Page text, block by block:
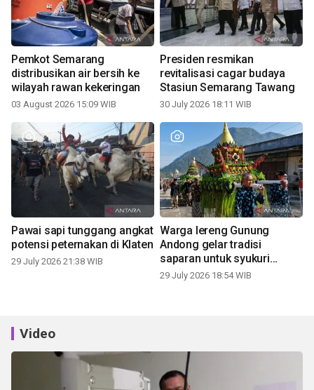
Pemkot Semarang
distribusikan air bersih ke
wilayah rawan kekeringan
03 August 2026 15:09 WIB
Presiden resmikan
revitalisasi cagar budaya
Stasiun Semarang Tawang
30 July 2026 18:11 WIB
Pawai sapi tunggang angkat
potensi peternakan di Klaten
29 July 2026 21:38 WIB
Warga lereng Gunung
Andong gelar tradisi
saparan untuk syukuri
panen
29 July 2026 18:54 WIB
Video